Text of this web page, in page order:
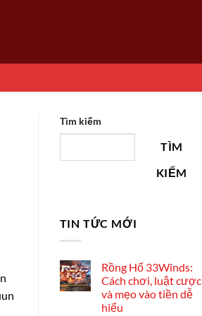
Tìm kiếm
TÌM
KIẾM
TIN TỨC MỚI
Rồng Hổ 33Winds:
Cách chơi, luật cược
và mẹo vào tiền dễ
hiểu